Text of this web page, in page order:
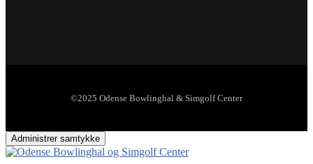
©2025 Odense Bowlinghal & Simgolf Center
Administrer samtykke